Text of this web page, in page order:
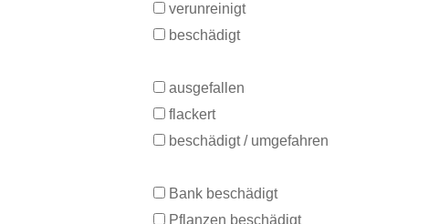
verunreinigt
beschädigt
ausgefallen
flackert
beschädigt / umgefahren
Bank beschädigt
Pflanzen beschädigt